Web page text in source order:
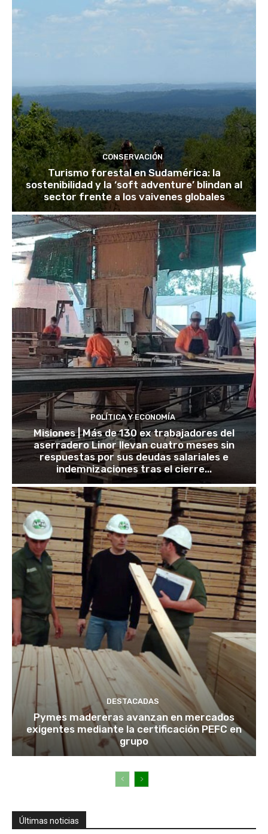
CONSERVACIÓN
Turismo forestal en Sudamérica: la
sostenibilidad y la ‘soft adventure’ blindan al
sector frente a los vaivenes globales
POLÍTICA Y ECONOMÍA
Misiones | Más de 130 ex trabajadores del
aserradero Linor llevan cuatro meses sin
respuestas por sus deudas salariales e
indemnizaciones tras el cierre...
DESTACADAS
Pymes madereras avanzan en mercados
exigentes mediante la certificación PEFC en
grupo
Últimas noticias